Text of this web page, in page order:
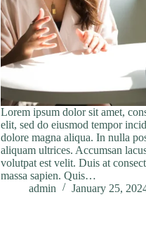
Lorem ipsum dolor sit amet,
elit, sed do eiusmod tempor
dolore magna aliqua. In nulla
aliquam ultrices. Accumsan
volutpat est velit. Duis at
massa sapien. Quis…
admin
January 25,